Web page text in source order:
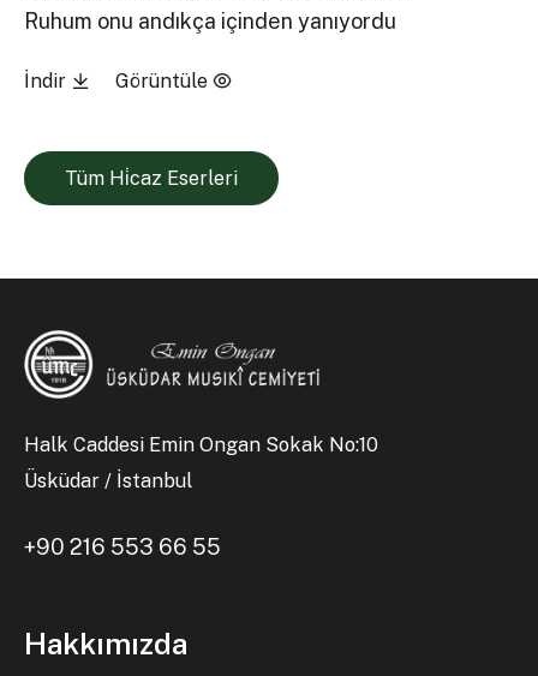
Ruhum onu andıkça içinden yanıyordu
İndir Görüntüle
Tüm Hi̇caz Eserleri
Halk Caddesi Emin Ongan Sokak No:10
Üsküdar / İstanbul
+90 216 553 66 55
Hakkımızda